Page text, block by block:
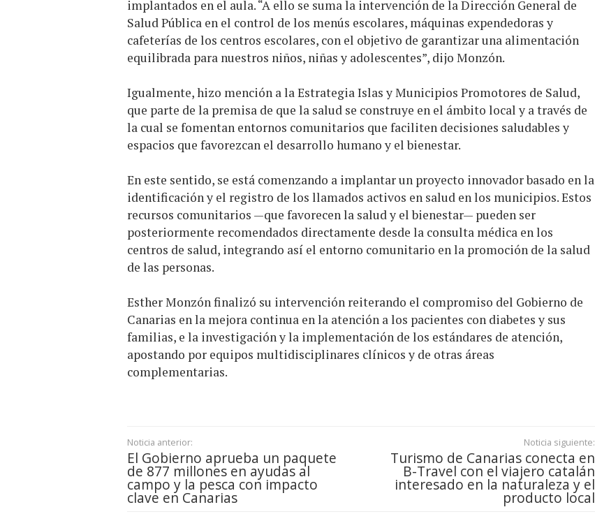
implantados en el aula. “A ello se suma la intervención de la Dirección General de
Salud Pública en el control de los menús escolares, máquinas expendedoras y
cafeterías de los centros escolares, con el objetivo de garantizar una alimentación
equilibrada para nuestros niños, niñas y adolescentes”, dijo Monzón.
Igualmente, hizo mención a la Estrategia Islas y Municipios Promotores de Salud,
que parte de la premisa de que la salud se construye en el ámbito local y a través de
la cual se fomentan entornos comunitarios que faciliten decisiones saludables y
espacios que favorezcan el desarrollo humano y el bienestar.
En este sentido, se está comenzando a implantar un proyecto innovador basado en la
identificación y el registro de los llamados activos en salud en los municipios. Estos
recursos comunitarios —que favorecen la salud y el bienestar— pueden ser
posteriormente recomendados directamente desde la consulta médica en los
centros de salud, integrando así el entorno comunitario en la promoción de la salud
de las personas.
Esther Monzón finalizó su intervención reiterando el compromiso del Gobierno de
Canarias en la mejora continua en la atención a los pacientes con diabetes y sus
familias, e la investigación y la implementación de los estándares de atención,
apostando por equipos multidisciplinares clínicos y de otras áreas
complementarias.
Noticia anterior:
El Gobierno aprueba un paquete
de 877 millones en ayudas al
campo y la pesca con impacto
clave en Canarias
Noticia siguiente:
Turismo de Canarias conecta en
B-Travel con el viajero catalán
interesado en la naturaleza y el
producto local